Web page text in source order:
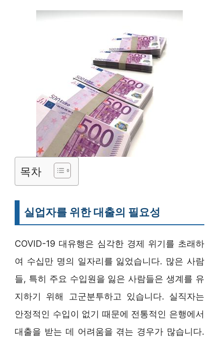
목차
실업자를 위한 대출의 필요성
COVID-19 대유행은 심각한 경제 위기를 초래하
여 수십만 명의 일자리를 잃었습니다. 많은 사람
들, 특히 주요 수입원을 잃은 사람들은 생계를 유
지하기 위해 고군분투하고 있습니다. 실직자는
안정적인 수입이 없기 때문에 전통적인 은행에서
대출을 받는 데 어려움을 겪는 경우가 많습니다.